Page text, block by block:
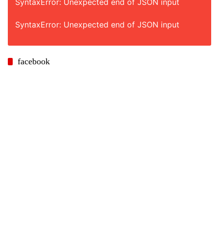
SyntaxError: Unexpected end of JSON input
SyntaxError: Unexpected end of JSON input
facebook